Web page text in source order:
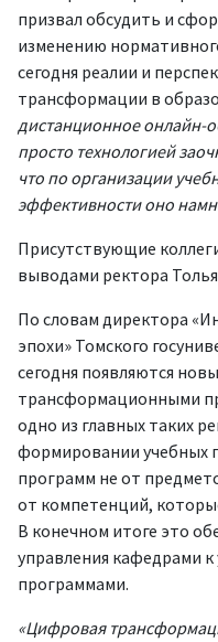
призвал обсудить и
изменению
сегодня реалии и
трансформации в
дистанционное онлайн-
просто технологией
что по организации
эффективности оно
Присутствующие
выводами ректора
По словам директора
эпохи» Томского
сегодня появляются
трансформационными
одно из главных таких
формировании учебных
программ не от
от компетенций,
В конечном итоге это
управления кафедрами
программами.
«Цифровая